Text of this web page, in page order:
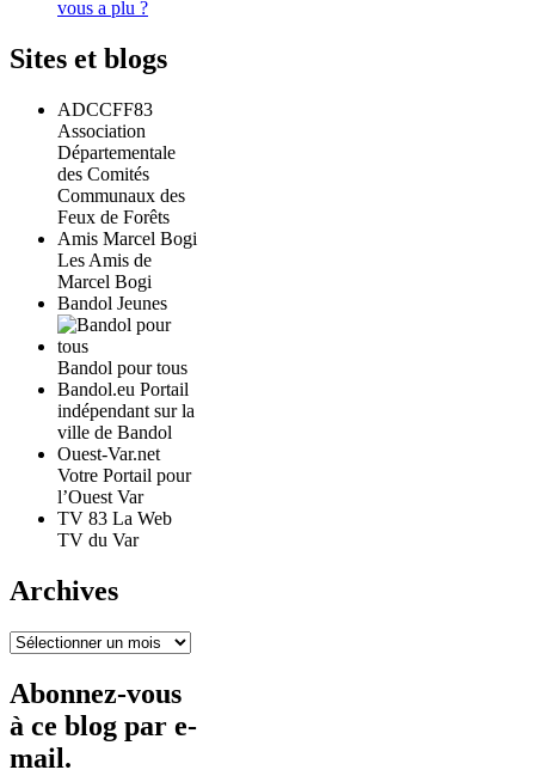
vous a plu ?
Sites et blogs
ADCCFF83
Association
Départementale
des Comités
Communaux des
Feux de Forêts
Amis Marcel Bogi
Les Amis de
Marcel Bogi
Bandol Jeunes
Bandol pour tous
Bandol.eu Portail
indépendant sur la
ville de Bandol
Ouest-Var.net
Votre Portail pour
l’Ouest Var
TV 83 La Web
TV du Var
Archives
Archives
Abonnez-vous
à ce blog par e-
mail.